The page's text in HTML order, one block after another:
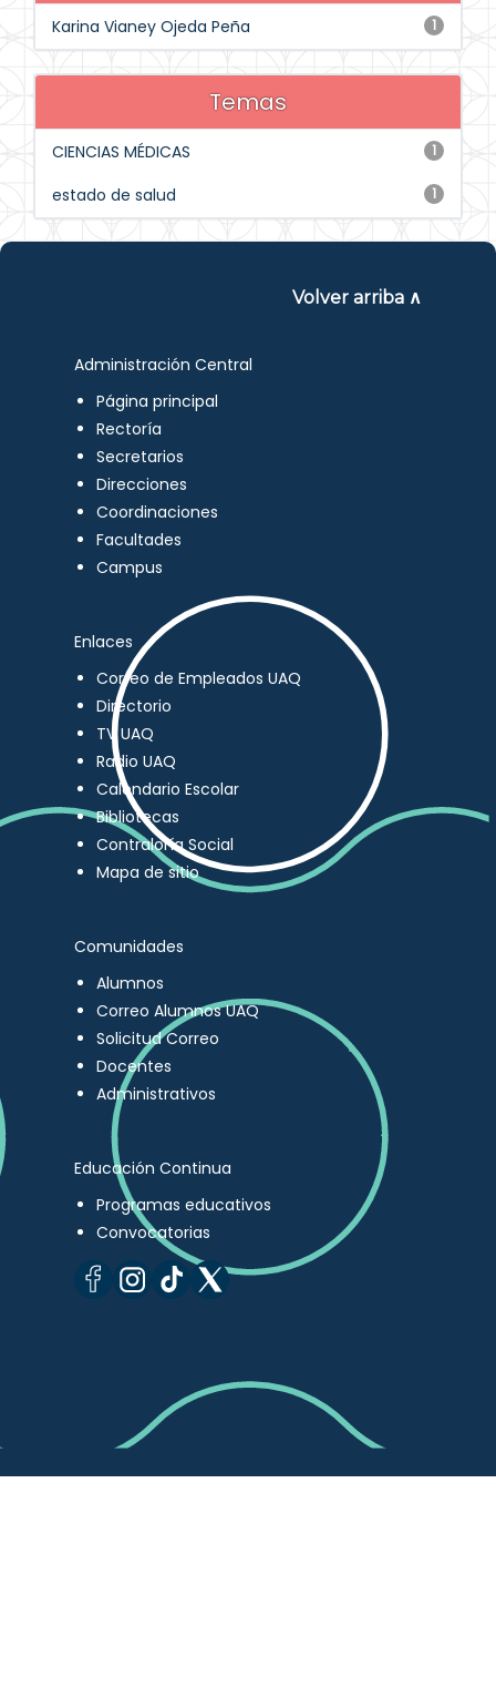
1
Karina Vianey Ojeda Peña
Temas
1
CIENCIAS MÉDICAS
1
estado de salud
Volver arriba ∧
Administración Central
Página principal
Rectoría
Secretarios
Direcciones
Coordinaciones
Facultades
Campus
Enlaces
Correo de Empleados UAQ
Directorio
TV UAQ
Radio UAQ
Calendario Escolar
Bibliotecas
Contraloría Social
Mapa de sitio
Comunidades
Alumnos
Correo Alumnos UAQ
Solicitud Correo
Docentes
Administrativos
Educación Continua
Programas educativos
Convocatorias